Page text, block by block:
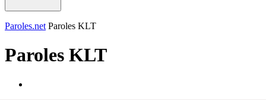
Paroles.net Paroles KLT
Paroles KLT